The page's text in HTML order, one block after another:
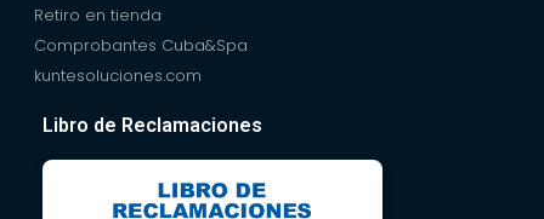
Retiro en tienda
Comprobantes Cuba&Spa
kuntesoluciones.com
Libro de Reclamaciones